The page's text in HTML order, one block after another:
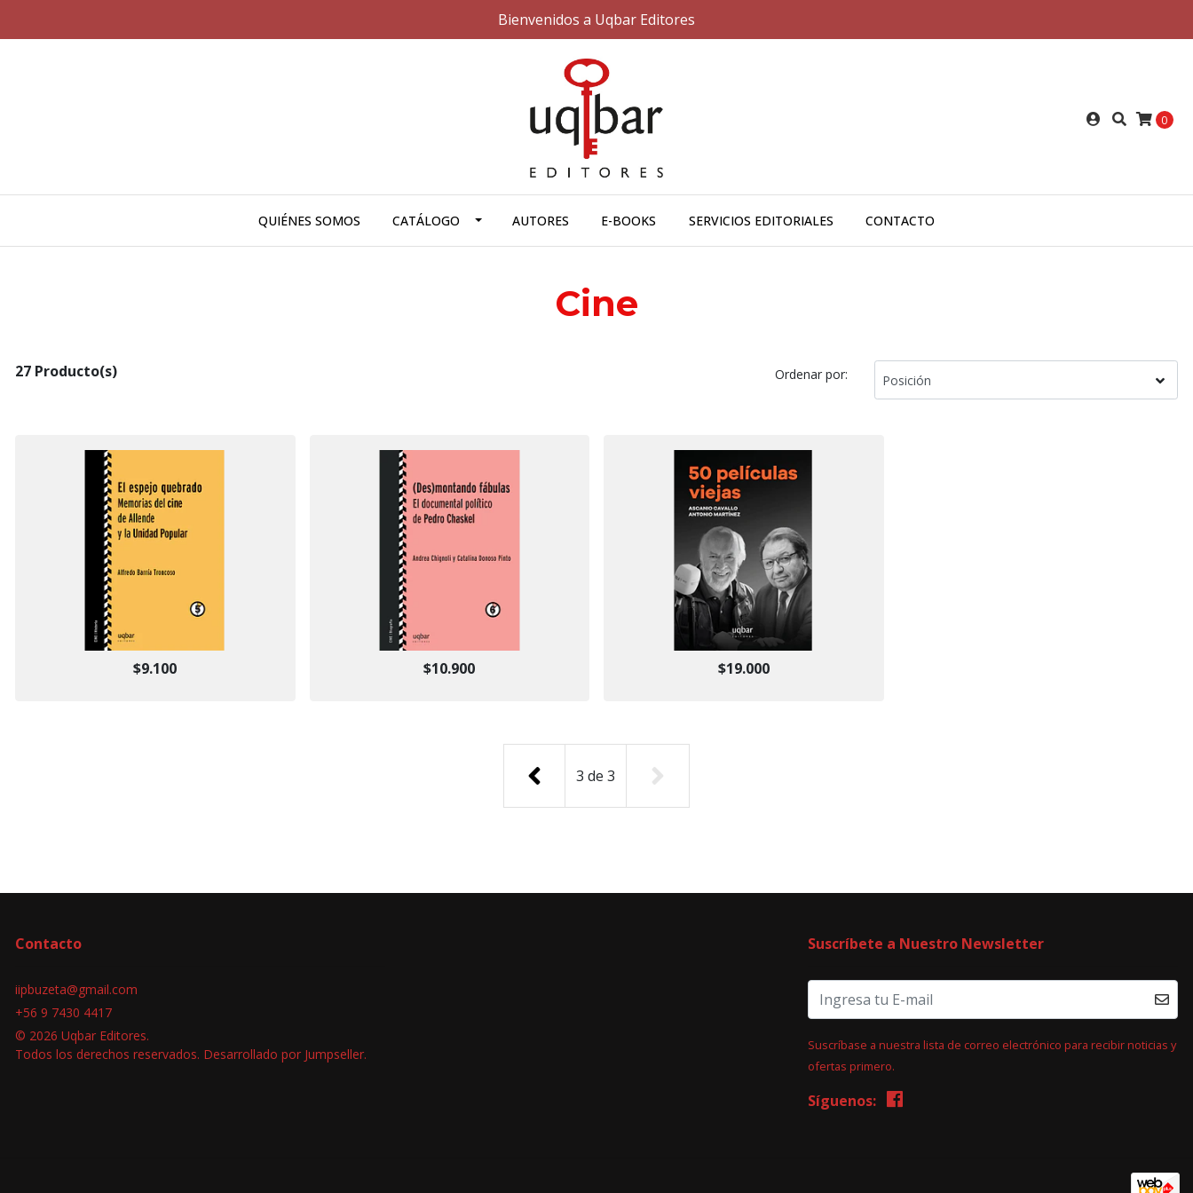
Bienvenidos a Uqbar Editores
0
QUIÉNES SOMOS CATÁLOGO AUTORES E-BOOKS SERVICIOS EDITORIALES CONTACTO
Cine
27 Producto(s) Ordenar por:
$9.100 $10.900 $19.000
3 de 3
Contacto
iipbuzeta@gmail.com
+56 9 7430 4417
© 2026 Uqbar Editores.
Todos los derechos reservados. Desarrollado por Jumpseller.
Suscríbete a Nuestro Newsletter
Suscríbase a nuestra lista de correo electrónico para recibir noticias y
ofertas primero.
Síguenos: